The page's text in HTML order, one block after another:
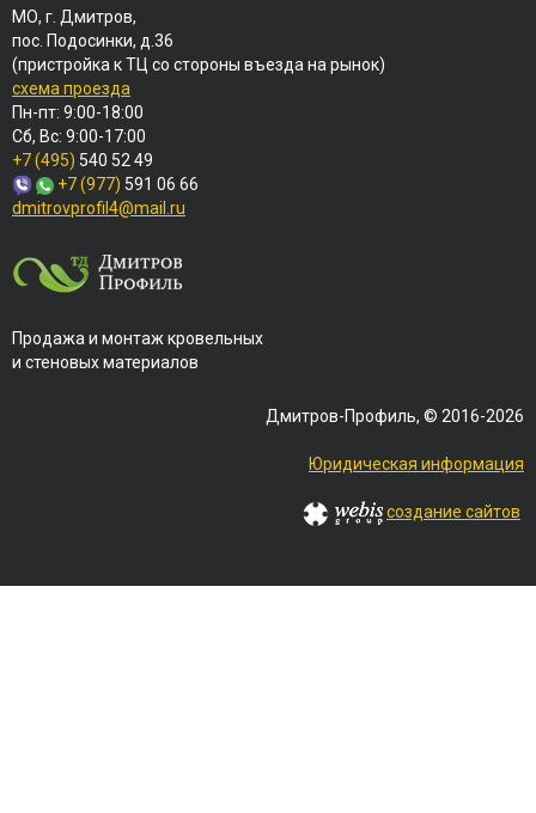
МО, г. Дмитров,
пос. Подосинки, д.36
(пристройка к ТЦ со стороны въезда на рынок)
схема проезда
Пн-пт: 9:00-18:00
Сб, Вс: 9:00-17:00
+7 (495) 540 52 49
+7 (977) 591 06 66
dmitrovprofil4@mail.ru
Продажа и монтаж кровельных
и стеновых материалов
Дмитров-Профиль, © 2016-2026
Юридическая информация
создание сайтов